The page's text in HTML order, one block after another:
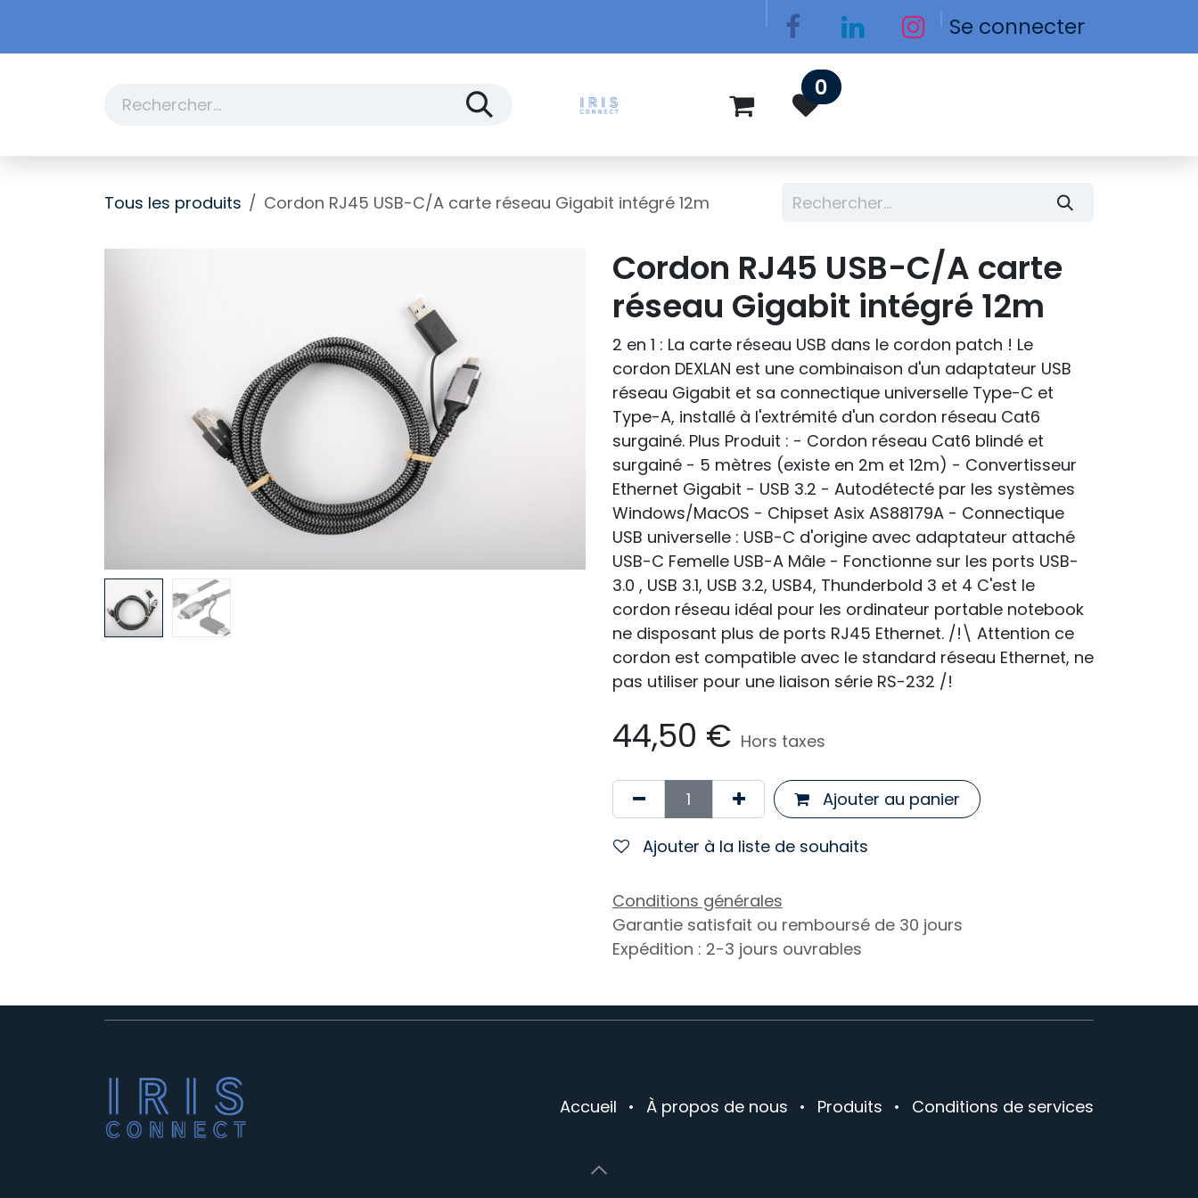
Se connecter
0
Tous les produits Cordon RJ45 USB-C/A carte réseau Gigabit intégré 12m
Cordon RJ45 USB-C/A carte
réseau Gigabit intégré 12m
2 en 1 : La carte réseau USB dans le cordon patch ! Le
cordon DEXLAN est une combinaison d'un adaptateur USB
réseau Gigabit et sa connectique universelle Type-C et
Type-A, installé à l'extrémité d'un cordon réseau Cat6
surgainé. Plus Produit : - Cordon réseau Cat6 blindé et
surgainé - 5 mètres (existe en 2m et 12m) - Convertisseur
Ethernet Gigabit - USB 3.2 - Autodétecté par les systèmes
Windows/MacOS - Chipset Asix AS88179A - Connectique
USB universelle : USB-C d'origine avec adaptateur attaché
USB-C Femelle USB-A Mâle - Fonctionne sur les ports USB-
3.0 , USB 3.1, USB 3.2, USB4, Thunderbold 3 et 4 C'est le
cordon réseau idéal pour les ordinateur portable notebook
ne disposant plus de ports RJ45 Ethernet. /!\ Attention ce
cordon est compatible avec le standard réseau Ethernet, ne
pas utiliser pour une liaison série RS-232 /!
44,50 € Hors taxes
Ajouter au panier
Ajouter à la liste de souhaits
Conditions générales
Garantie satisfait ou remboursé de 30 jours
Expédition : 2-3 jours ouvrables
Accueil • À propos de nous • Produits • Conditions de services